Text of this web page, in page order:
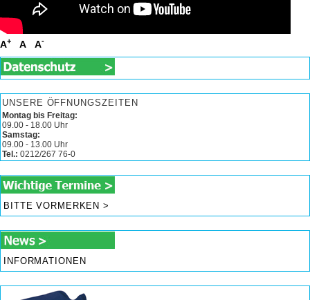
A+ A A-
UNSERE ÖFFNUNGSZEITEN
Montag bis Freitag:
09.00 - 18.00 Uhr
Samstag:
09.00 - 13.00 Uhr
Tel.: 0212/267 76-0
BITTE VORMERKEN >
INFORMATIONEN